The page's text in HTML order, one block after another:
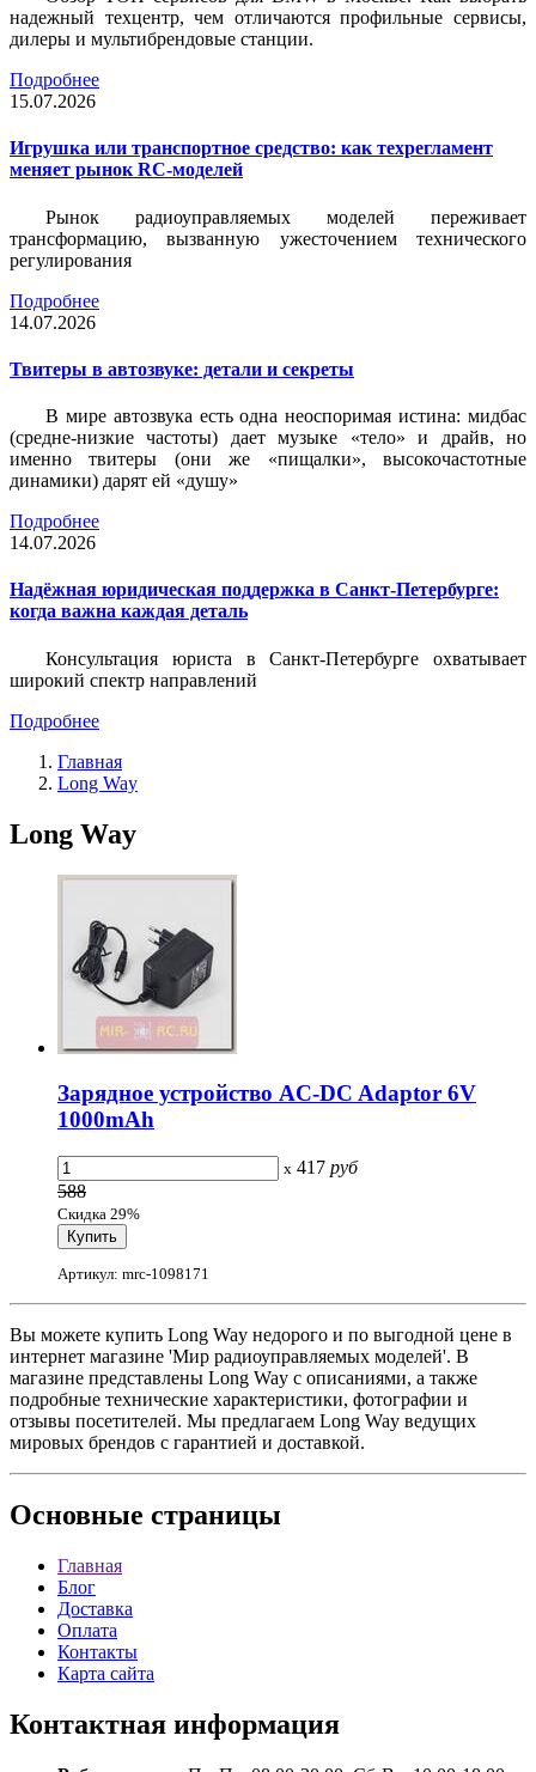
надежный техцентр, чем отличаются профильные сервисы,
дилеры и мультибрендовые станции.
Подробнее
15.07.2026
Игрушка или транспортное средство: как техрегламент
меняет рынок RC-моделей
Рынок радиоуправляемых моделей переживает
трансформацию, вызванную ужесточением технического
регулирования
Подробнее
14.07.2026
Твитеры в автозвуке: детали и секреты
В мире автозвука есть одна неоспоримая истина: мидбас
(средне-низкие частоты) дает музыке «тело» и драйв, но
именно твитеры (они же «пищалки», высокочастотные
динамики) дарят ей «душу»
Подробнее
14.07.2026
Надёжная юридическая поддержка в Санкт-Петербурге:
когда важна каждая деталь
Консультация юриста в Санкт-Петербурге охватывает
широкий спектр направлений
Подробнее
Главная
Long Way
Long Way
Зарядное устройство AC-DC Adaptor 6V
1000mAh
x 417 руб
588
Скидка 29%
Артикул: mrc-1098171
Вы можете купить Long Way недорого и по выгодной цене в
интернет магазине 'Мир радиоуправляемых моделей'. В
магазине представлены Long Way с описаниями, а также
подробные технические характеристики, фотографии и
отзывы посетителей. Мы предлагаем Long Way ведущих
мировых брендов с гарантией и доставкой.
Основные страницы
Главная
Блог
Доставка
Оплата
Контакты
Карта сайта
Контактная информация